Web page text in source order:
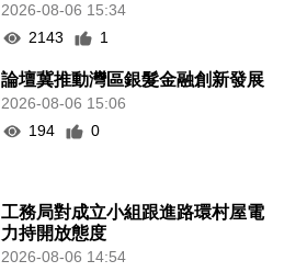
2026-08-06 15:34
2143
1
論壇冀推動灣區銀髮金融創新發展
2026-08-06 15:06
194
0
工務局對成立小組跟進路環村屋電
力持開放態度
2026-08-06 14:54